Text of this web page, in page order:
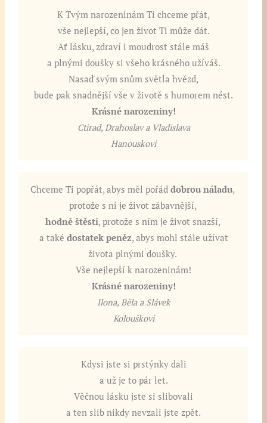
K Tvým narozeninám Ti chceme přát,
vše nejlepší, co jen život Ti může dát.
Ať lásku, zdraví i moudrost stále máš
a plnými doušky si všeho krásného užíváš.
Nasaď svým snům světla hvězd,
bude pak snadnější vše v životě s humorem nést.
Krásné narozeniny!
Ctirad, Drahoslav a Vladislava
Hanouskovi
Chceme Ti popřát, abys měl pořád dobrou náladu,
protože s ní je život zábavnější,
hodně štěstí, protože s ním je život snazší,
a také dostatek peněz, abys mohl stále užívat
života plnými doušky.
Vše nejlepší k narozeninám!
Krásné narozeniny!
Ilona, Běla a Slávek
Kolouškovi
Kdysi jste si prstýnky dali
a už je to pár let.
Věčnou lásku jste si slibovali
a ten slib nikdy nevzali jste zpět.